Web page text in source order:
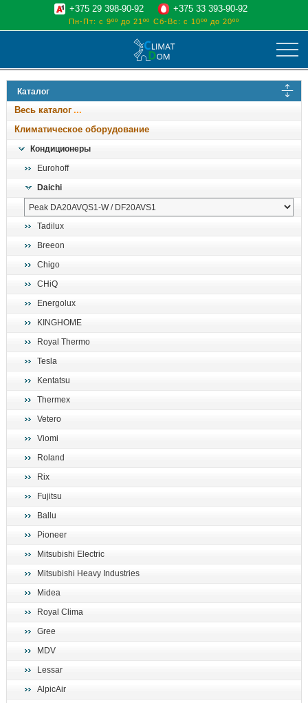
климат
отопительные котлы
водоснабжение
+375 29 398-90-92 +375 33 393-90-92
Пн-Пт: с 9ºº до 21ºº Сб-Вс: с 10ºº до 20ºº
Каталог
Весь каталог
Климатическое оборудование
Кондиционеры
Eurohoff
Daichi
Tadilux
Breeon
Chigo
CHiQ
Energolux
KINGHOME
Royal Thermo
Tesla
Kentatsu
Thermex
Vetero
Viomi
Roland
Rix
Fujitsu
Ballu
Pioneer
Mitsubishi Electric
Mitsubishi Heavy Industries
Midea
Royal Clima
Gree
MDV
Lessar
AlpicAir